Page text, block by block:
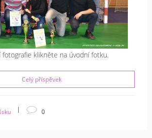
fotografie klikněte na úvodní fotku.
Celý příspěvek
| 0